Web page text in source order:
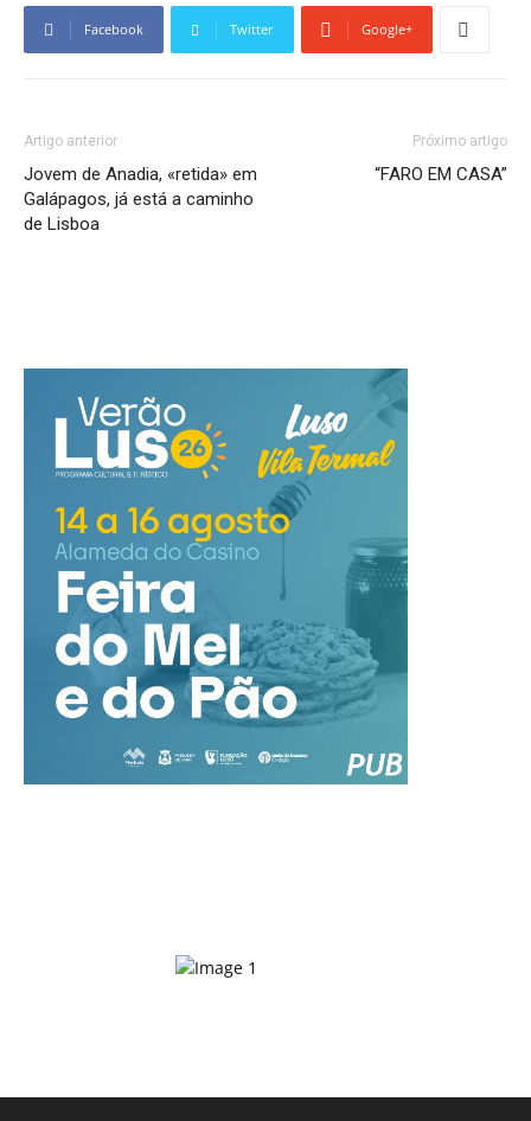
Facebook Twitter Google+
Artigo anterior
Jovem de Anadia, «retida» em
Galápagos, já está a caminho
de Lisboa
Próximo artigo
“FARO EM CASA”